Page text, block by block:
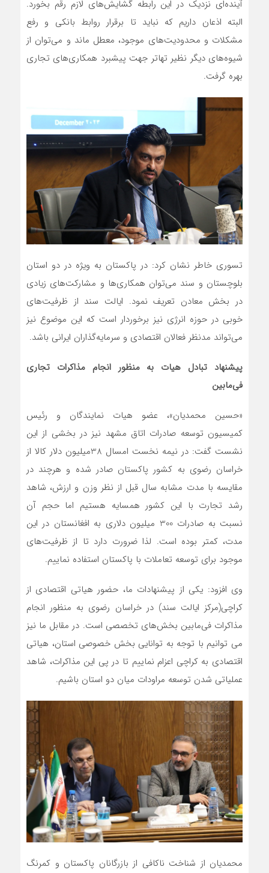
آینده‎‌ای نزدیک در این رابطه گشایش‌های لازم رقم بخورد.
البته اذعان داریم که نباید تا برقرار روابط بانکی و رفع
مشکلات و محدودیت‌های موجود، معطل ماند و می‌توان از
شیوه‌های دیگر نظیر تهاتر جهت پیشبرد همکاری‌های تجاری
بهره گرفت.
تسوری خاطر نشان کرد: در پاکستان به ویژه در دو استان
بلوچستان و سند می‌توان همکاری‌ها و مشارکت‌های زیادی
در بخش معادن تعریف نمود. ایالت سند از ظرفیت‌های
خوبی در حوزه انرژی نیز برخوردار است که این موضوع نیز
می‌تواند مدنظر فعالان اقتصادی و سرمایه‌گذاران ایرانی باشد.
پیشنهاد تبادل هیات به منظور انجام مذاکرات تجاری
فی‌مابین
«حسین محمدیان»، عضو هیات نمایندگان و رئیس
کمیسیون توسعه صادرات اتاق مشهد نیز در بخشی از این
نشست گفت: در نیمه نخست امسال 38میلیون دلار کالا از
خراسان رضوی به کشور پاکستان صادر شده و هرچند در
مقایسه با مدت مشابه سال قبل از نظر وزن و ارزش، شاهد
رشد تجارت با این کشور همسایه هستیم اما حجم آن
نسبت به صادرات 300 میلیون دلاری به افغانستان در این
مدت، کمتر بوده است. لذا ضرورت دارد تا از ظرفیت‌های
موجود برای توسعه تعاملات با پاکستان استفاده نماییم.
وی افزود: یکی از پیشنهادات ما، حضور هیاتی اقتصادی از
کراچی(مرکز ایالت سند) در خراسان رضوی به منظور انجام
مذاکرات فی‌مابین بخش‌های تخصصی است. در مقابل ما نیز
می توانیم با توجه به توانایی بخش خصوصی استان، هیاتی
اقتصادی به کراچی اعزام نماییم تا در پی این مذاکرات، شاهد
عملیاتی شدن توسعه مراودات میان دو استان باشیم.
محمدیان از شناخت ناکافی از بازرگانان پاکستان و کمرنگ